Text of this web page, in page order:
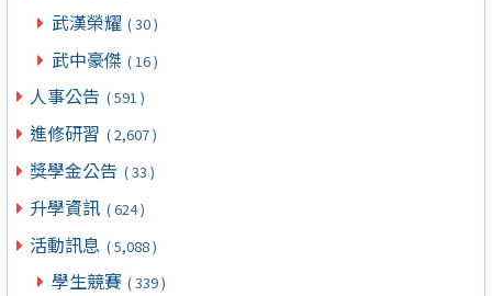
武漢榮耀 ( 30 )
武中豪傑 ( 16 )
人事公告 ( 591 )
進修研習 ( 2,607 )
獎學金公告 ( 33 )
升學資訊 ( 624 )
活動訊息 ( 5,088 )
學生競賽 ( 339 )